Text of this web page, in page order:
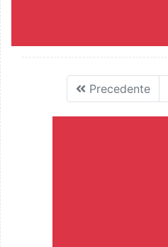
Precedente